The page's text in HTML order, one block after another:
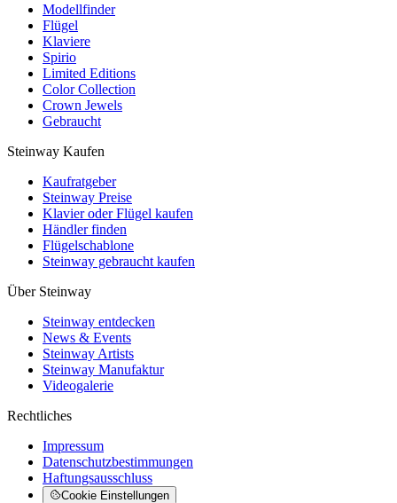
Modellfinder
Flügel
Klaviere
Spirio
Limited Editions
Color Collection
Crown Jewels
Gebraucht
Steinway Kaufen
Kaufratgeber
Steinway Preise
Klavier oder Flügel kaufen
Händler finden
Flügelschablone
Steinway gebraucht kaufen
Über Steinway
Steinway entdecken
News & Events
Steinway Artists
Steinway Manufaktur
Videogalerie
Rechtliches
Impressum
Datenschutzbestimmungen
Haftungsausschluss
Cookie Einstellungen